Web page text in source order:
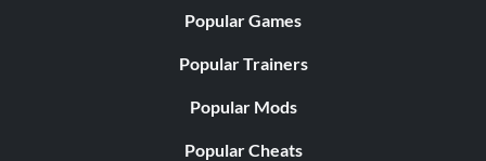
Popular Games
Popular Trainers
Popular Mods
Popular Cheats